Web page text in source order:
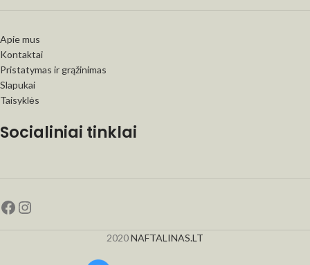
Apie mus
Kontaktai
Pristatymas ir grąžinimas
Slapukai
Taisyklės
Socialiniai tinklai
2020NAFTALINAS.LT